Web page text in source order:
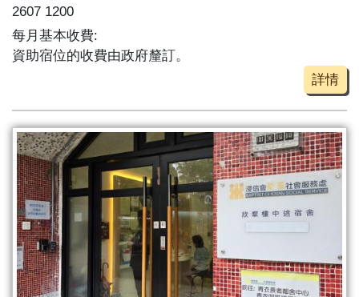
2607 1200
每月基本收費:
資助宿位的收費由政府釐訂。
詳情